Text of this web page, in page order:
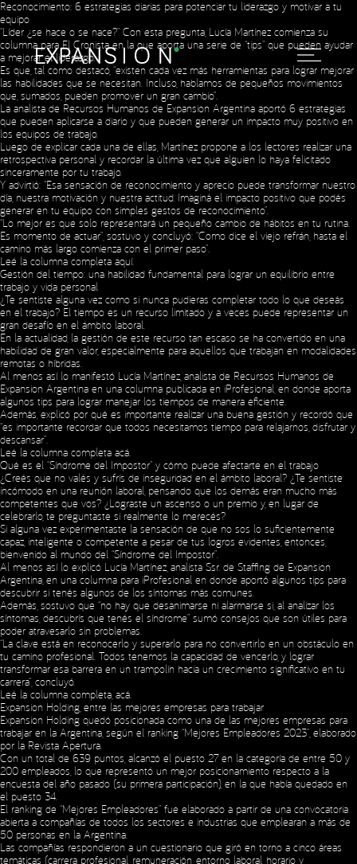
Reconocimiento: 6 estrategias diarias para potenciar tu liderazgo y motivar a tu
equipo
“Líder ¿se hace o se nace?” Con esta pregunta, Lucía Martínez comienza su
columna para El Cronista en la que aporta una serie de “tips” que pueden ayudar
a mejorar el liderazgo.
Es que, tal como destacó, “existen cada vez más herramientas para lograr mejorar
las habilidades que se necesitan. Incluso, hablamos de pequeños movimientos
que, sumados, pueden promover un gran cambio”.
La analista de Recursos Humanos de Expansion Argentina aportó 6 estrategias
que pueden aplicarse a diario y que pueden generar un impacto muy positivo en
los equipos de trabajo.
Luego de explicar cada una de ellas, Martínez propone a los lectores realizar una
retrospectiva personal y recordar la última vez que alguien lo haya felicitado
sinceramente por tu trabajo.
Y advirtió: “Esa sensación de reconocimiento y aprecio puede transformar nuestro
día, nuestra motivación y nuestra actitud. Imaginá el impacto positivo que podés
generar en tu equipo con simples gestos de reconocimiento”.
“Lo mejor es que solo representará un pequeño cambio de hábitos en tu rutina.
Es momento de actuar”, sostuvo y concluyó: “Como dice el viejo refrán, hasta el
camino más largo comienza con el primer paso”.
Leé la columna completa aquí.
Gestión del tiempo: una habilidad fundamental para lograr un equilibrio entre
trabajo y vida personal
¿Te sentiste alguna vez como si nunca pudieras completar todo lo que deseás
en el trabajo? El tiempo es un recurso limitado y a veces puede representar un
gran desafío en el ámbito laboral.
En la actualidad, la gestión de este recurso tan escaso se ha convertido en una
habilidad de gran valor, especialmente para aquellos que trabajan en modalidades
remotas o híbridas.
Al menos así lo manifestó Lucía Martínez, analista de Recursos Humanos de
Expansion Argentina en una columna publicada en iProfesional, en donde aporta
algunos tips para lograr manejar los tiempos de manera eficiente.
Además, explicó por qué es importante realizar una buena gestión y recordó que
“es importante recordar que todos necesitamos tiempo para relajarnos, disfrutar y
descansar”.
Leé la columna completa acá
Qué es el “Síndrome del Impostor” y cómo puede afectarte en el trabajo
¿Creés que no valés y sufrís de inseguridad en el ámbito laboral? ¿Te sentiste
incómodo en una reunión laboral, pensando que los demás eran mucho más
competentes que vos? ¿Lograste un ascenso o un premio y, en lugar de
celebrarlo, te preguntaste si realmente lo merecés?
Si alguna vez experimentaste la sensación de que no sos lo suficientemente
capaz, inteligente o competente a pesar de tus logros evidentes, entonces,
bienvenido al mundo del “Síndrome del Impostor”.
Al menos así lo explicó Lucía Martínez, analista Ssr. de Staffing de Expansion
Argentina, en una columna para iProfesional en donde aportó algunos tips para
descubrir si tenés algunos de los síntomas más comunes.
Además, sostuvo que “no hay que desanimarse ni alarmarse si, al analizar los
síntomas, descubrís que tenés el síndrome” sumó consejos que son útiles para
poder atravesarlo sin problemas.
“La clave está en reconocerlo y superarlo para no convertirlo en un obstáculo en
tu camino profesional. Todos tenemos la capacidad de vencerlo, y lograr
transformar esa barrera en un trampolín hacia un crecimiento significativo en tu
carrera”, concluyó.
Leé la columna completa, acá
Expansion Holding, entre las mejores empresas para trabajar
Expansion Holding quedó posicionada como una de las mejores empresas para
trabajar en la Argentina, según el ranking “Mejores Empleadores 2023”, elaborado
por la Revista Apertura.
Con un total de 639 puntos, alcanzó el puesto 27 en la categoría de entre 50 y
200 empleados, lo que representó un mejor posicionamiento respecto a la
encuesta del año pasado (su primera participación), en la que había quedado en
el puesto 34.
El ranking de “Mejores Empleadores” fue elaborado a partir de una convocatoria
abierta a compañías de todos los sectores e industrias que emplearan a más de
50 personas en la Argentina.
Las compañías respondieron a un cuestionario que giró en torno a cinco áreas
temáticas (carrera profesional, remuneración, entorno laboral, horario y